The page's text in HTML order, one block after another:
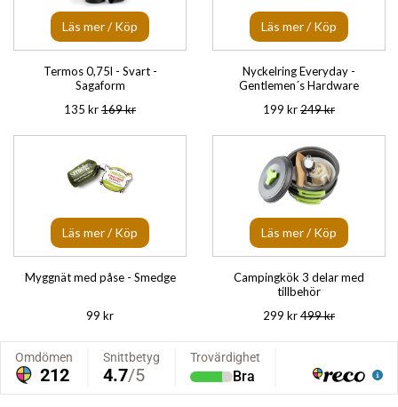
Läs mer / Köp
Termos 0,75l - Svart -
Sagaform
135 kr169 kr
Läs mer / Köp
Nyckelring Everyday -
Gentlemen´s Hardware
199 kr249 kr
Läs mer / Köp
Myggnät med påse - Smedge
99 kr
Läs mer / Köp
Campingkök 3 delar med
tillbehör
299 kr499 kr